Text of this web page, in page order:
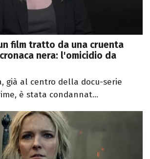
film tratto da una cruenta
nera: l'omicidio da
già al centro della docu-serie
è stata condannat...